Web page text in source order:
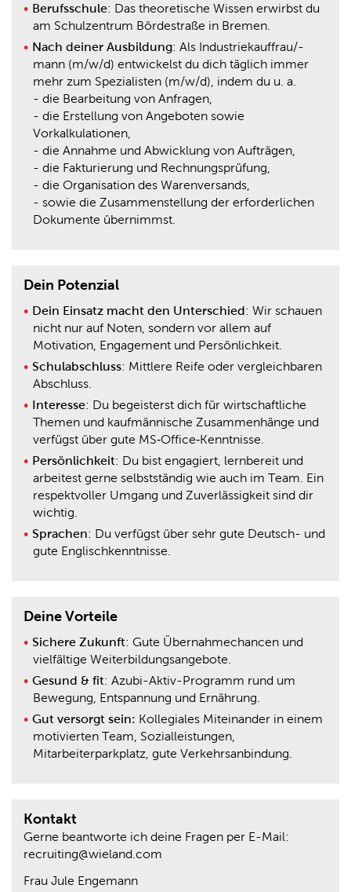
Berufsschule: Das theoretische Wissen erwirbst du
am Schulzentrum Bördestraße in Bremen.
Nach deiner Ausbildung: Als Industriekauffrau/-
mann (m/w/d) entwickelst du dich täglich immer
mehr zum Spezialisten (m/w/d), indem du u. a.
- die Bearbeitung von Anfragen,
- die Erstellung von Angeboten sowie
Vorkalkulationen,
- die Annahme und Abwicklung von Aufträgen,
- die Fakturierung und Rechnungsprüfung,
- die Organisation des Warenversands,
- sowie die Zusammenstellung der erforderlichen
Dokumente übernimmst.
Dein Potenzial
Dein Einsatz macht den Unterschied: Wir schauen
nicht nur auf Noten, sondern vor allem auf
Motivation, Engagement und Persönlichkeit.
Schulabschluss: Mittlere Reife oder vergleichbaren
Abschluss.
Interesse: Du begeisterst dich für wirtschaftliche
Themen und kaufmännische Zusammenhänge und
verfügst über gute MS‑Office‑Kenntnisse.
Persönlichkeit: Du bist engagiert, lernbereit und
arbeitest gerne selbstständig wie auch im Team. Ein
respektvoller Umgang und Zuverlässigkeit sind dir
wichtig.
Sprachen: Du verfügst über sehr gute Deutsch- und
gute Englischkenntnisse.
Deine Vorteile
Sichere Zukunft: Gute Übernahmechancen und
vielfältige Weiterbildungsangebote.
Gesund & fit: Azubi-Aktiv-Programm rund um
Bewegung, Entspannung und Ernährung.
Gut versorgt sein: Kollegiales Miteinander in einem
motivierten Team, Sozialleistungen,
Mitarbeiterparkplatz, gute Verkehrsanbindung.
Kontakt
Gerne beantworte ich deine Fragen per E-Mail:
recruiting@wieland.com
Frau Jule Engemann